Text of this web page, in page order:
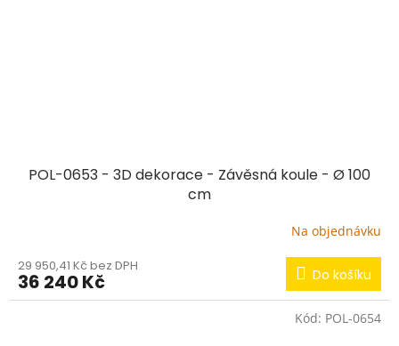
POL-0653 - 3D dekorace - Závěsná koule - Ø 100
cm
Na objednávku
29 950,41 Kč bez DPH
36 240 Kč Do košíku
Kód: POL-0654